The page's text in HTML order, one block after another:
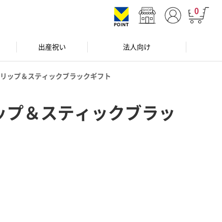
0
出産祝い 法人向け
ップ＆スティックブラックギフト
＆スティックブラッ